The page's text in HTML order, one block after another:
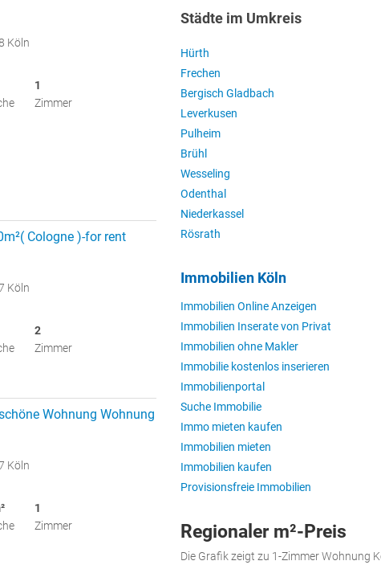
Köln
1
Zimmer
Cologne )-for rent
Köln
2
Zimmer
Wohnung Wohnung
Köln
1
Zimmer
Städte im Umkreis
Hürth
Frechen
Bergisch Gladbach
Leverkusen
Pulheim
Brühl
Wesseling
Odenthal
Niederkassel
Rösrath
Immobilien Köln
Immobilien Online Anzeigen
Immobilien Inserate von Privat
Immobilien ohne Makler
Immobilie kostenlos inserieren
Immobilienportal
Suche Immobilie
Immo mieten kaufen
Immobilien mieten
Immobilien kaufen
Provisionsfreie Immobilien
Regionaler m²-Preis
Die Grafik zeigt zu 1-Zimmer Wohnung